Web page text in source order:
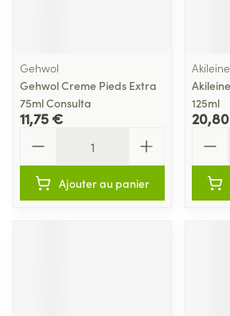
Gehwol
Gehwol Creme Pieds Extra
75ml Consulta
11,75 €
Ajouter au panier
Akileine
125ml